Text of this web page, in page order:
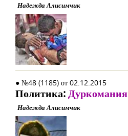
Надежда Алисимчик
● №48 (1185) от 02.12.2015
Политика:Дуркомания
Надежда Алисимчик